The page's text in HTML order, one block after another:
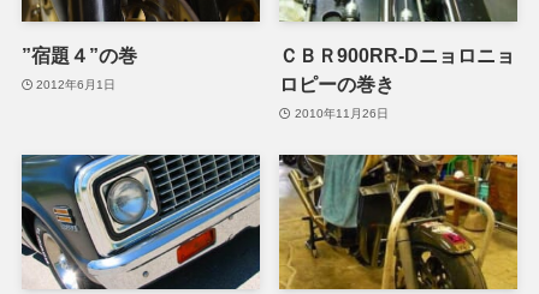
”宿題４”の巻
2012年6月1日
ＣＢＲ900RR-Dニョロニョ
ロピーの巻き
2010年11月26日